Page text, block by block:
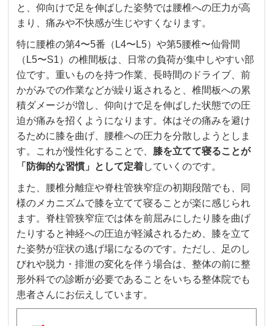
と、仰向けで足を伸ばした姿勢では腰椎への圧力が高
まり、痛みや不快感が生じやすくなります。
特に腰椎の第4〜5番（L4〜L5）や第5腰椎〜仙骨間
（L5〜S1）の椎間板は、日常の負荷が集中しやすい部
位です。重いものを持つ作業、長時間のドライブ、前
かがみでの作業などが繰り返されると、椎間板への累
積ダメージが増し、仰向けで足を伸ばした状態での圧
迫が痛みを招くようになります。体はその痛みを避け
るために膝を曲げ、腰椎への圧力を分散しようとしま
す。これが慢性化することで、 膝を立てて寝ることが
「防御的な習慣」として定着していくのです。
また、腰椎分離症や脊柱管狭窄症の初期段階でも、同
様のメカニズムで膝を立てて寝ることが楽に感じられ
ます。脊柱管狭窄症では体を前屈みにしたり膝を曲げ
たりすると神経への圧迫が軽減されるため、膝を立て
た姿勢が症状の逃げ場になるのです。ただし、足のし
びれや脱力・排泄の変化を伴う場合は、整体の前に整
形外科での診断が必要であることをいちる整体院でも
患者さんにお伝えしています。